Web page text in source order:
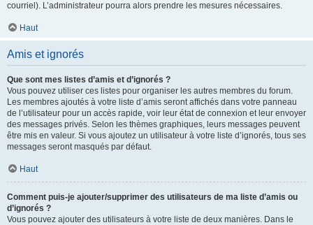
courriel). L’administrateur pourra alors prendre les mesures nécessaires.
Haut
Amis et ignorés
Que sont mes listes d’amis et d’ignorés ?
Vous pouvez utiliser ces listes pour organiser les autres membres du forum.
Les membres ajoutés à votre liste d’amis seront affichés dans votre panneau
de l’utilisateur pour un accès rapide, voir leur état de connexion et leur envoyer
des messages privés. Selon les thèmes graphiques, leurs messages peuvent
être mis en valeur. Si vous ajoutez un utilisateur à votre liste d’ignorés, tous ses
messages seront masqués par défaut.
Haut
Comment puis-je ajouter/supprimer des utilisateurs de ma liste d’amis ou
d’ignorés ?
Vous pouvez ajouter des utilisateurs à votre liste de deux manières. Dans le